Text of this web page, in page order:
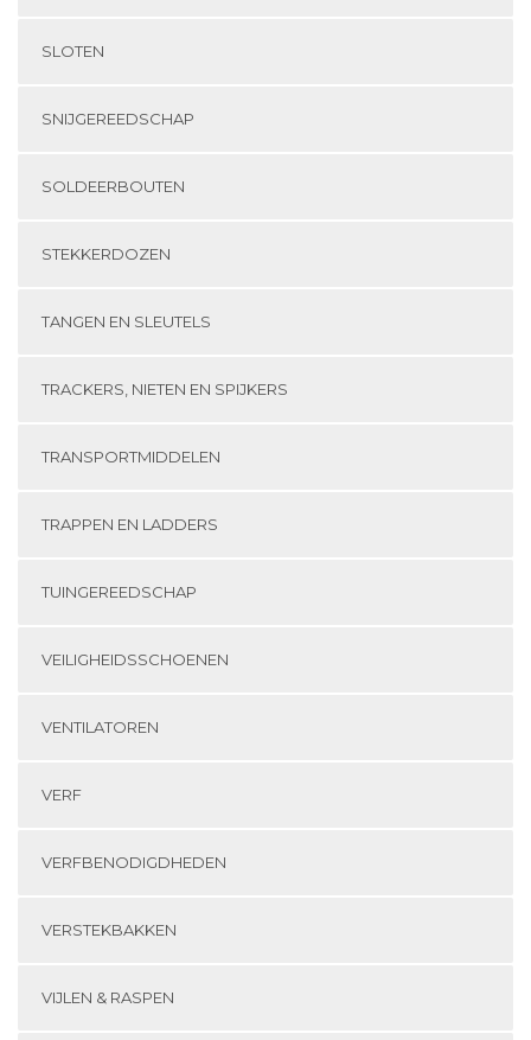
SLOTEN
SNIJGEREEDSCHAP
SOLDEERBOUTEN
STEKKERDOZEN
TANGEN EN SLEUTELS
TRACKERS, NIETEN EN SPIJKERS
TRANSPORTMIDDELEN
TRAPPEN EN LADDERS
TUINGEREEDSCHAP
VEILIGHEIDSSCHOENEN
VENTILATOREN
VERF
VERFBENODIGDHEDEN
VERSTEKBAKKEN
VIJLEN & RASPEN